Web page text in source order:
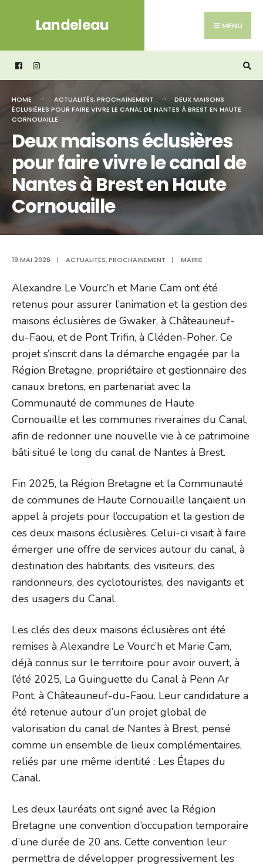
Landeleau MENU
HOME ACTUALITÉS,PROCHAINEMENT
DEUX MAISONS
ÉCLUSIÈRES POUR FAIRE VIVRE LE CANAL DE NANTES À BREST EN HAUTE
CORNOUAILLE
Deux maisons éclusières
pour faire vivre le canal de
Nantes à Brest en Haute
Cornouaille
19 MAI 2026 | ACTUALITÉS,PROCHAINEMENT | MAIRIE
Alexandre Le Vourc’h et Marie Cam ont été
retenus pour assurer l’animation et la gestion des
maisons éclusières de Gwaker, à Châteauneuf-
du-Faou, et de Pont Trifin, à Cléden-Poher. Ce
projet s’inscrit dans la démarche engagée par la
Région Bretagne, propriétaire et gestionnaire des
canaux bretons, en partenariat avec la
Communauté de communes de Haute
Cornouaille et les communes riveraines du Canal,
afin de redonner une nouvelle vie à ce patrimoine
bâti situé le long du canal de Nantes à Brest.
Fin 2025, la Région Bretagne et la Communauté
de communes de Haute Cornouaille lançaient un
appel à projets pour l’occupation et la gestion de
ces deux maisons éclusières. Celui-ci visait à faire
émerger une offre de services autour du canal, à
destination des habitants, des visiteurs, des
randonneurs, des cyclotouristes, des navigants et
des usagers du Canal.
Les clés des deux maisons éclusières ont été
remises à Alexandre Le Vourc’h et Marie Cam,
déjà connus sur le territoire pour avoir ouvert, à
l’été 2025, La Guinguette du Canal à Penn Ar
Pont, à Châteauneuf-du-Faou. Leur candidature a
été retenue autour d’un projet global de
valorisation du canal de Nantes à Brest, pensé
comme un ensemble de lieux complémentaires,
reliés par une même identité : Les Étapes du
Canal.
Les deux lauréats ont signé avec la Région
Bretagne une convention d’occupation temporaire
d’une durée de 20 ans. Cette convention leur
permettra de développer progressivement les
for: